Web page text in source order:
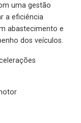
uma gestão
a eficiência
abastecimento e
dos veículos.